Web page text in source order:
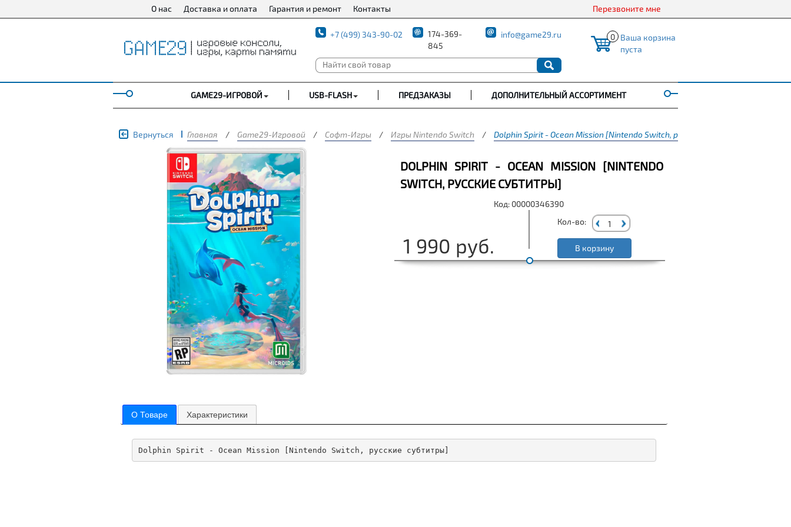
О нас Доставка и оплата Гарантия и ремонт Контакты Перезвоните мне
+7 (499) 343-90-02
174-369-
845
info@game29.ru 0 Ваша корзина
пуста
GAME29-ИГРОВОЙ USB-FLASH ПРЕДЗАКАЗЫ ДОПОЛНИТЕЛЬНЫЙ АССОРТИМЕНТ
Вернуться Главная / Game29-Игровой / Софт-Игры / Игры Nintendo Switch / Dolphin Spirit - Ocean Mission [Nintendo Switch, русские субтитры]
DOLPHIN SPIRIT - OCEAN MISSION [NINTENDO
SWITCH, РУССКИЕ СУБТИТРЫ]
Код: 00000346390
1 990 руб.
Кол-во:
В корзину
О Товаре Характеристики
Dolphin Spirit - Ocean Mission [Nintendo Switch, русские субтитры]